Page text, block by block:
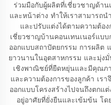
ร่วมมือกับผู้ผลิตที่เชี่ยวชาญด้าน
และหน้าต่าง ทำให้เราสามารถ
และปรับแต่งได้ตามความต้อ
เชี่ยวชาญบ้านคอนเทนเนอร์แบบ
ออกแบบสถาปัตยกรรม การผลิต
ยาวนานในอุตสาหกรรม และมุ่ง
เชิงพาณิชย์ที่ยืดหยุ่นและมีคุณภ
และความต้องการของลูกค้า เร
ออกแบบโครงสร้างไปจนถึงตกแ
อยู่อาศัยที่ยั่งยืนและเข้มข้น โ